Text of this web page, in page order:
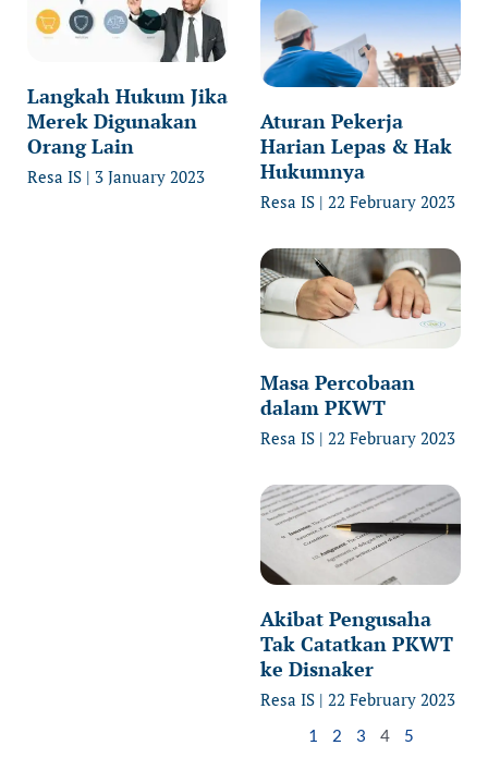
Langkah Hukum Jika
Merek Digunakan
Orang Lain
Resa IS 3 January 2023
Aturan Pekerja
Harian Lepas & Hak
Hukumnya
Resa IS 22 February 2023
Masa Percobaan
dalam PKWT
Resa IS 22 February 2023
Akibat Pengusaha
Tak Catatkan PKWT
ke Disnaker
Resa IS 22 February 2023
1 2 3 4 5